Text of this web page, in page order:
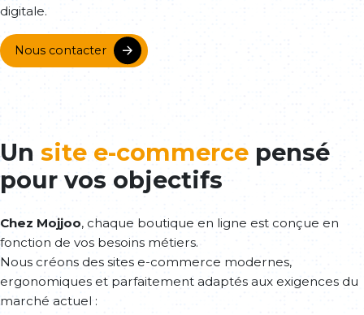
digitale.
Nous contacter
Un site e-commerce pensé
pour vos objectifs
Chez Mojjoo, chaque boutique en ligne est conçue en
fonction de vos besoins métiers.
Nous créons des sites e-commerce modernes,
ergonomiques et parfaitement adaptés aux exigences du
marché actuel :